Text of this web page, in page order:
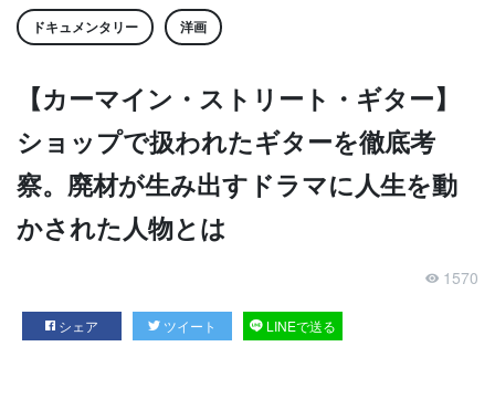
ドキュメンタリー 洋画
【カーマイン・ストリート・ギター】
ショップで扱われたギターを徹底考
察。廃材が生み出すドラマに人生を動
かされた人物とは
1570
シェア ツイート LINEで送る